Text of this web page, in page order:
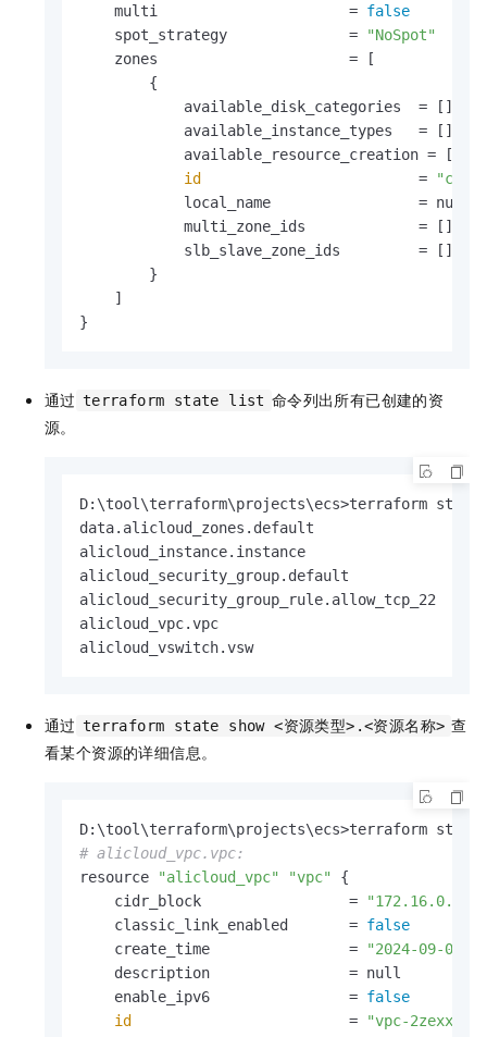
    multi                      =
false
    spot_strategy              =
"NoSpot"
    zones                      = [
        {
            available_disk_categories  = []
            available_instance_types   = []
            available_resource_creation = []
id
                         =
"cn-
            local_name                 = null
            multi_zone_ids             = []
            slb_slave_zone_ids         = []
        }
    ]
}
通过 terraform state list 命令列出所有已创建的资
源。
D:\tool\terraform\projects\ecs>terraform
data.alicloud_zones.default
alicloud_instance.instance
alicloud_security_group.default
alicloud_security_group_rule.allow_tcp_22
alicloud_vpc.vpc
alicloud_vswitch.vsw
通过 terraform state show <资源类型>.<资源名称> 查
看某个资源的详细信息。
# alicloud_vpc.vpc:
resource
"alicloud_vpc" "vpc"
{
    cidr_block                 =
"172.16.0.0/
    classic_link_enabled       =
false
    create_time                =
"2024-09-
    description                = null
    enable_ipv6                =
false
id
                         =
"vpc-2zexxx"